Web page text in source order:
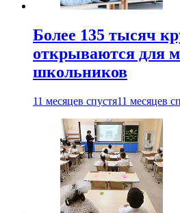
Более 135 тысяч
открываются для
школьников
11 месяцев спустя11 месяцев